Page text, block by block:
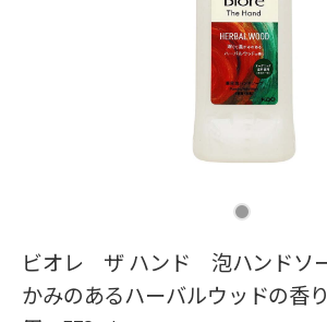
ビオレ ザ ハンド 泡ハンドソ
かみのあるハーバルウッドの